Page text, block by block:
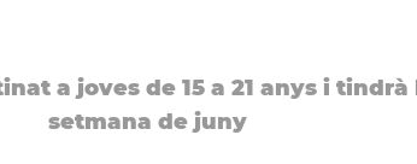
a joves de 15 a 21 anys i
setmana de juny